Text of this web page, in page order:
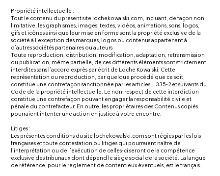
Propriété intellectuelle :
Tout le contenu du présent site lochekowalski.com, incluant, de façon non
limitative, les graphismes, images, textes, vidéos, animations, sons, logos,
gifs et icônes ainsi que leur mise en forme sont la propriété exclusive de la
société à l’exception des marques, logos ou contenus appartenant à
d’autres sociétés partenaires ou auteurs.
Toute reproduction, distribution, modification, adaptation, retransmission
ou publication, même partielle, de ces différents éléments sont strictement
interdites sans l’accord exprès par écrit de Loche Kowalski. Cette
représentation ou reproduction, par quelque procédé que ce soit,
constitue une contrefaçon sanctionnée par les articles L.335-2 et suivants du
Code de la propriété intellectuelle. Le non-respect de cette interdiction
constitue une contrefaçon pouvant engager la responsabilité civile et
pénale du contrefacteur. En outre, les propriétaires des Contenus copiés
pourraient intenter une action en justice à votre encontre.
Litiges :
Les présentes conditions du site lochekowalski.com sont régies par les lois
françaises et toute contestation ou litiges qui pourraient naître de
l’interprétation ou de l’exécution de celles-ci seront de la compétence
exclusive des tribunaux dont dépend le siège social de la société. La langue
de référence, pour le règlement de contentieux éventuels, est le français.